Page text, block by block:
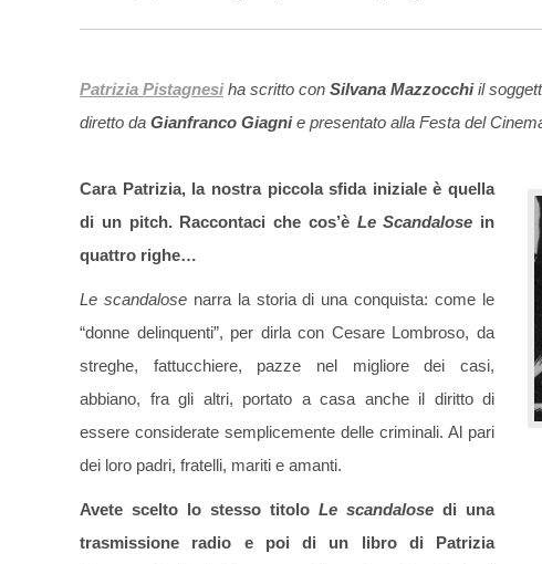
Patrizia Pistagnesi ha scritto con Silvana Mazzocchiil
diretto da Gianfranco Giagnie presentato alla Festa del
Cara Patrizia, la nostra piccola sfida iniziale è quella
di un pitch. Raccontaci che cos’è Le Scandalose in
quattro righe…
Le scandalosenarra la storia di una conquista: come le
“donne delinquenti”, per dirla con Cesare Lombroso, da
streghe, fattucchiere, pazze nel migliore dei casi,
abbiano, fra gli altri, portato a casa anche il diritto di
essere considerate semplicemente delle criminali. Al pari
dei loro padri, fratelli, mariti e amanti.
Avete scelto lo stesso titolo Le scandalose di una
trasmissione radio e poi di un libro di Patrizia